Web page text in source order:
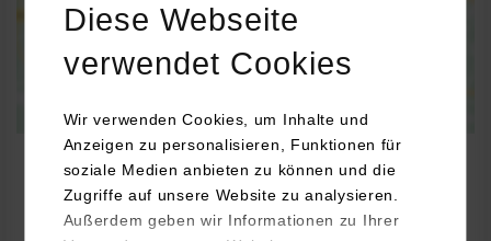
Diese Webseite
verwendet Cookies
Wir verwenden Cookies, um Inhalte und
Anzeigen zu personalisieren, Funktionen für
soziale Medien anbieten zu können und die
Zugriffe auf unsere Website zu analysieren.
Außerdem geben wir Informationen zu Ihrer
BWL-Handel